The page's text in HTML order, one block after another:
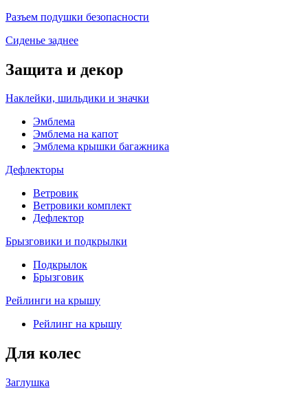
Разъем подушки безопасности
Сиденье заднее
Защита и декор
Наклейки, шильдики и значки
Эмблема
Эмблема на капот
Эмблема крышки багажника
Дефлекторы
Ветровик
Ветровики комплект
Дефлектор
Брызговики и подкрылки
Подкрылок
Брызговик
Рейлинги на крышу
Рейлинг на крышу
Для колес
Заглушка